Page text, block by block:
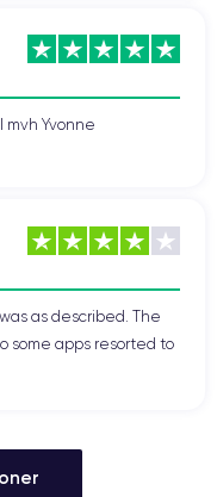
mvh Yvonne
as described. The
some apps resorted to